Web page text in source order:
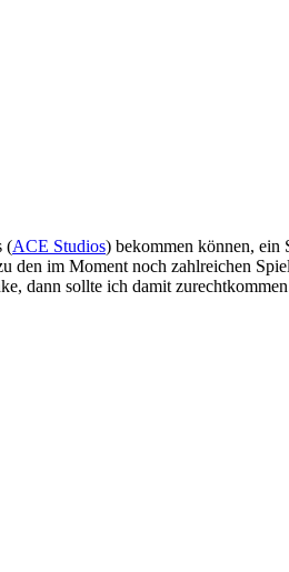
(ACE Studios) bekommen können, ein
im Moment noch zahlreichen
dann sollte ich damit